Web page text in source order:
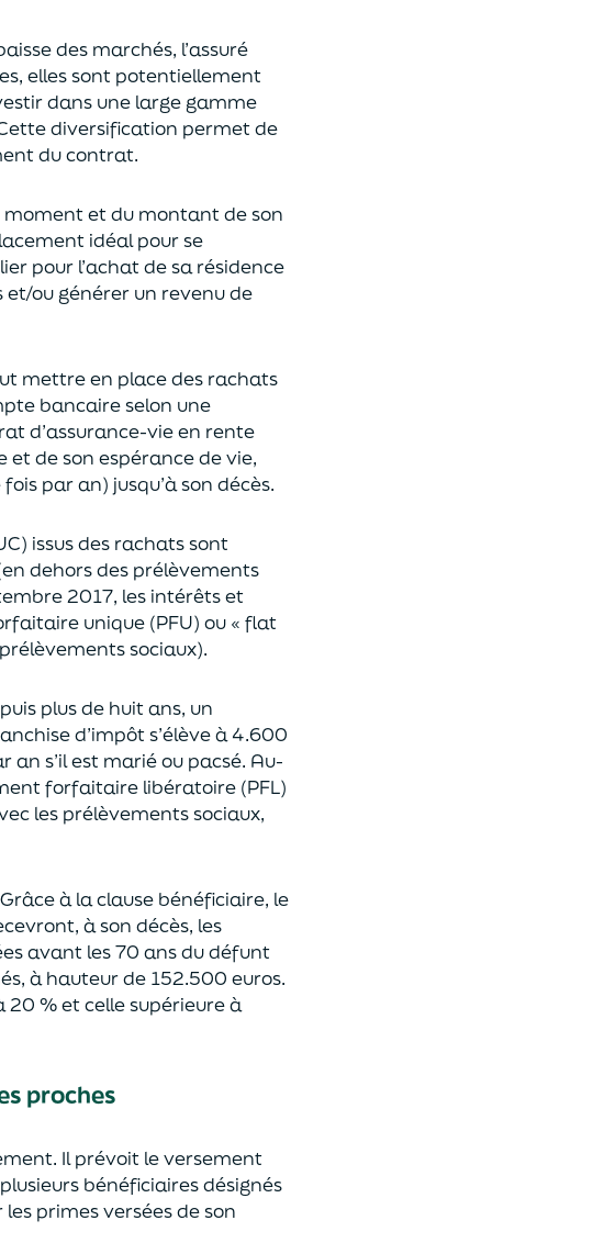
des marchés, l’assuré
elles sont potentiellement
dans une large gamme
diversification permet de
du contrat.
et du montant de son
idéal pour se
pour l’achat desa résidence
et/ou générer un revenu de
mettre en place des rachats
bancaireselon une
d’assurance-vie en rente
et deson espérance de vie,
fois par an) jusqu’à son décès.
issus des rachats sont
en dehors des prélèvements
2017, les intérêts et
unique (PFU) ou « flat
sociaux).
plus de huit ans, un
d’impôts’élève à 4.600
an s’il est marié ou pacsé. Au-
forfaitaire libératoire (PFL)
les prélèvements sociaux,
à la clause bénéficiaire, le
à son décès, les
avant les 70 ans du défunt
à hauteur de 152.500 euros.
20 % et celle supérieure à
proches
Il prévoit le versement
bénéficiaires désignés
les primes versées de son